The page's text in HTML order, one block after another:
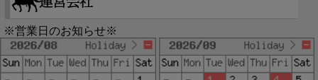
※営業日のお知らせ※